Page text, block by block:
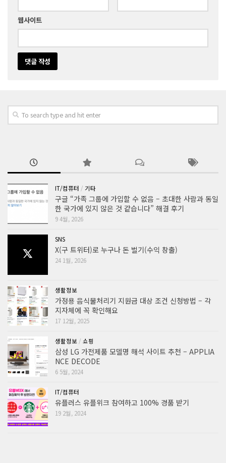
웹사이트
IT/컴퓨터 / 기타
구글 “가족 그룹에 가입할 수 없음 – 초대한 사람과 동일
한 국가에 있지 않은 것 같습니다” 해결 후기
9 4월, 2026
SNS
X(구 트위터)로 누구나 돈 벌기(수익 창출)
24 1월, 2026
생활정보
가정용 음식물처리기 지원금 대상 조건 신청방법 – 각
지자체에 꼭 확인해요
17 12월, 2025
생활정보 / 쇼핑
삼성 LG 가전제품 모델명 해석 사이트 추천 – APPLIA
NCE DECODE
6 5월, 2024
IT/컴퓨터
유플러스 유플위크 참여하고 100% 경품 받기
19 2월, 2024